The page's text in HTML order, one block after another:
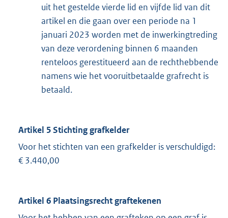
uit het gestelde vierde lid en vijfde lid van dit
artikel en die gaan over een periode na 1
januari 2023 worden met de inwerkingtreding
van deze verordening binnen 6 maanden
renteloos gerestitueerd aan de rechthebbende
namens wie het vooruitbetaalde grafrecht is
betaald.
Artikel 5 Stichting grafkelder
Voor het stichten van een grafkelder is verschuldigd:
€ 3.440,00
Artikel 6 Plaatsingsrecht graftekenen